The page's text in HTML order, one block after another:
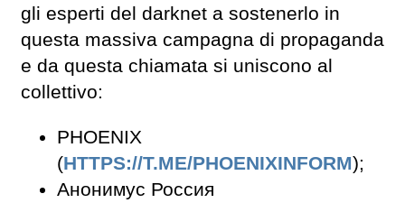
gli esperti del darknet a sostenerlo in
questa massiva campagna di propaganda
e da questa chiamata si uniscono al
collettivo:
PHOENIX
(HTTPS://T.ME/PHOENIXINFORM);
Анонимус Россия